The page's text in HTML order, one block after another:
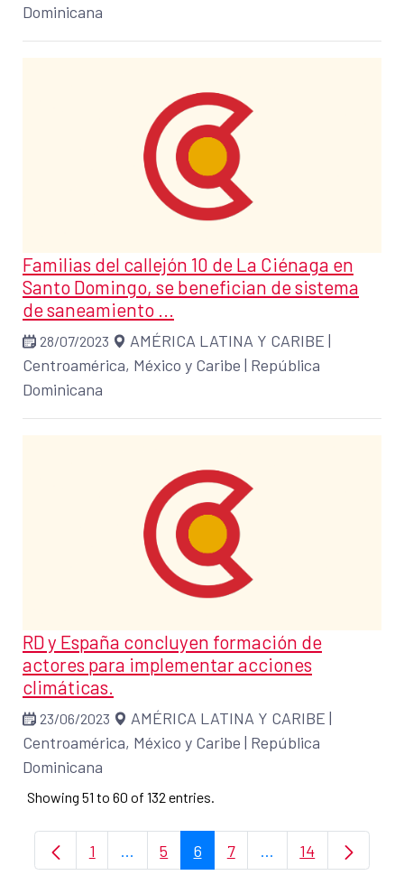
Dominicana
Familias del callejón 10 de La Ciénaga en
Santo Domingo, se benefician de sistema
de saneamiento ...
28/07/2023 AMÉRICA LATINA Y CARIBE |
Centroamérica, México y Caribe | República
Dominicana
RD y España concluyen formación de
actores para implementar acciones
climáticas.
23/06/2023 AMÉRICA LATINA Y CARIBE |
Centroamérica, México y Caribe | República
Dominicana
Showing 51 to 60 of 132 entries.
Page
1 ...Intermediate Pages Use TAB to
Page
5 Page
6 Page
7 ...Intermediate
Page
14